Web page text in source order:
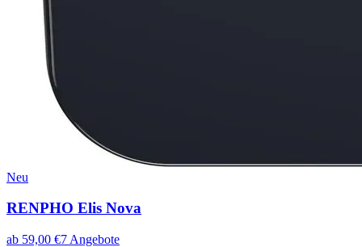
Neu
RENPHO Elis Nova
ab 59,00 €7 Angebote